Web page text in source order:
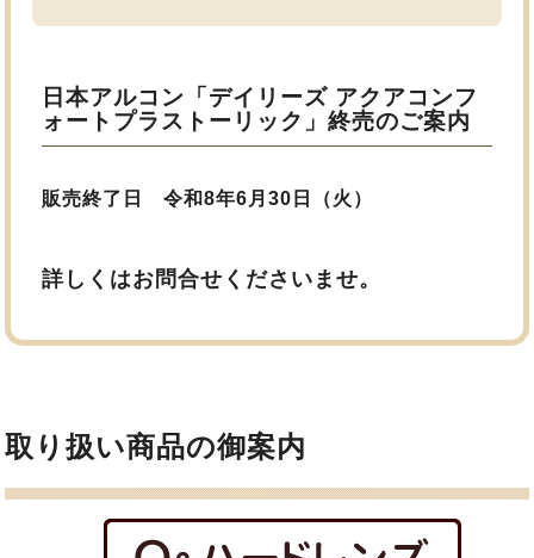
日本アルコン「デイリーズ アクアコンフ
ォートプラストーリック」終売のご案内
販売終了日 令和8年6月30日（火）
詳しくはお問合せくださいませ。
取り扱い商品の御案内